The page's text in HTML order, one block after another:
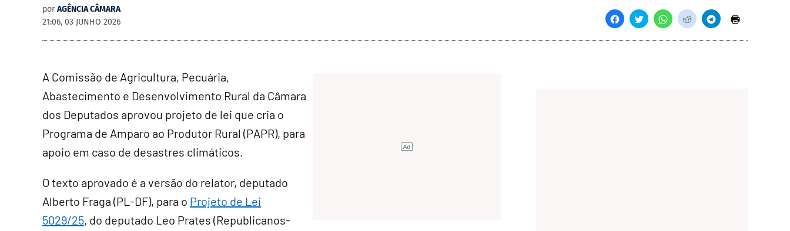
por AGÊNCIA CÂMARA
21:06, 03 JUNHO 2026
A Comissão de Agricultura, Pecuária,
Abastecimento e Desenvolvimento Rural da Câmara
dos Deputados aprovou projeto de lei que cria o
Programa de Amparo ao Produtor Rural (PAPR), para
apoio em caso de desastres climáticos.
O texto aprovado é a versão do relator, deputado
Alberto Fraga (PL-DF), para o Projeto de Lei
5029/25, do deputado Leo Prates (Republicanos-